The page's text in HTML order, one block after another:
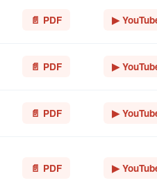
📄 PDF ▶
📄 PDF ▶
📄 PDF ▶
📄 PDF ▶